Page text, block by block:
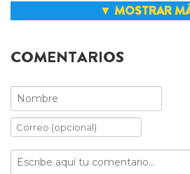
Inicia el verano de Grand Prix
decimoctava temporada de Grand
13/07/2026
Descubre todas las novedades de
▼ MOSTRAR
COMENTARIOS